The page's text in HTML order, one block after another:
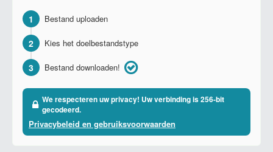
1 Bestand uploaden
2 Kies het doelbestandstype
3 Bestand downloaden!
We respecteren uw privacy! Uw verbinding is 256-bit
gecodeerd.
Privacybeleid en gebruiksvoorwaarden